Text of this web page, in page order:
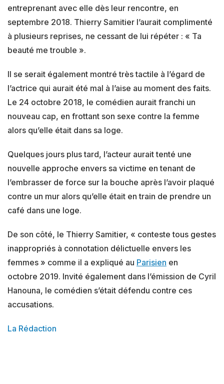
entreprenant avec elle dès leur rencontre, en
septembre 2018. Thierry Samitier l’aurait complimenté
à plusieurs reprises, ne cessant de lui répéter : « Ta
beauté me trouble ».
Il se serait également montré très tactile à l’égard de
l’actrice qui aurait été mal à l’aise au moment des faits.
Le 24 octobre 2018, le comédien aurait franchi un
nouveau cap, en frottant son sexe contre la femme
alors qu’elle était dans sa loge.
Quelques jours plus tard, l’acteur aurait tenté une
nouvelle approche envers sa victime en tenant de
l’embrasser de force sur la bouche après l’avoir plaqué
contre un mur alors qu’elle était en train de prendre un
café dans une loge.
De son côté, le Thierry Samitier, « conteste tous gestes
inappropriés à connotation délictuelle envers les
femmes » comme il a expliqué au Parisien en
octobre 2019. Invité également dans l’émission de Cyril
Hanouna, le comédien s’était défendu contre ces
accusations.
La Rédaction